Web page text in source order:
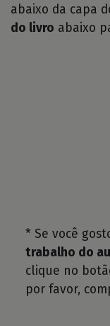
abaixo da capa
do livro abaixo
* Se você
trabalho do
clique no
por favor,